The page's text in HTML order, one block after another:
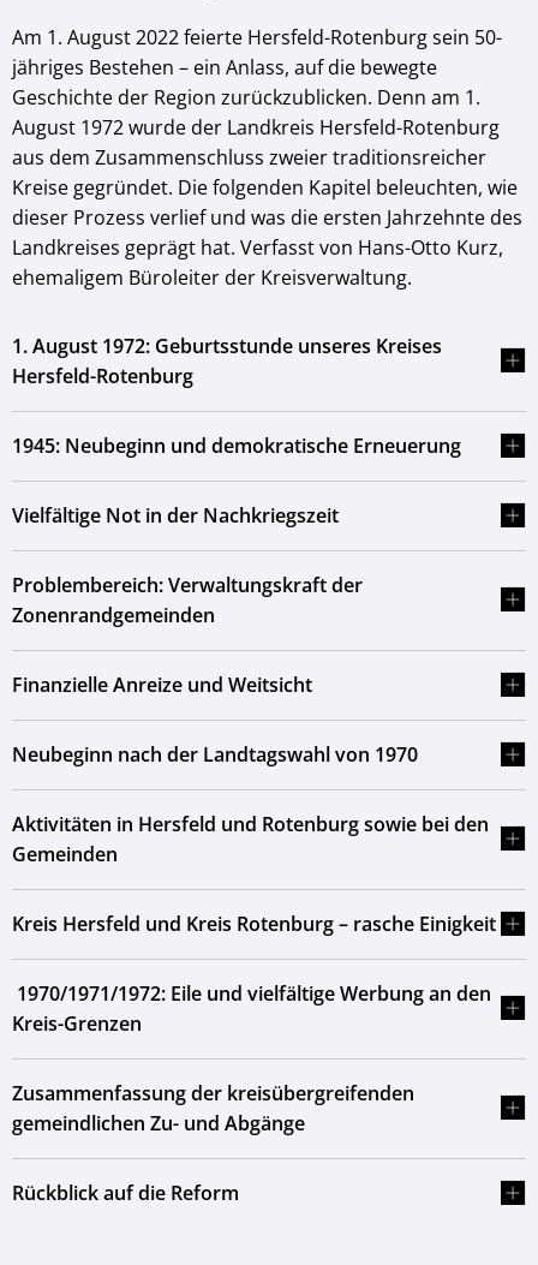
Am 1. August 2022 feierte Hersfeld-Rotenburg sein 50-
jähriges Bestehen – ein Anlass, auf die bewegte
Geschichte der Region zurückzublicken. Denn am 1.
August 1972 wurde der Landkreis Hersfeld-Rotenburg
aus dem Zusammenschluss zweier traditionsreicher
Kreise gegründet. Die folgenden Kapitel beleuchten, wie
dieser Prozess verlief und was die ersten Jahrzehnte des
Landkreises geprägt hat. Verfasst von Hans-Otto Kurz,
ehemaligem Büroleiter der Kreisverwaltung.
1. August 1972: Geburtsstunde unseres Kreises
Hersfeld-Rotenburg
1945: Neubeginn und demokratische Erneuerung
Vielfältige Not in der Nachkriegszeit
Problembereich: Verwaltungskraft der
Zonenrandgemeinden
Finanzielle Anreize und Weitsicht
Neubeginn nach der Landtagswahl von 1970
Aktivitäten in Hersfeld und Rotenburg sowie bei den
Gemeinden
Kreis Hersfeld und Kreis Rotenburg – rasche Einigkeit
1970/1971/1972: Eile und vielfältige Werbung an den
Kreis-Grenzen
Zusammenfassung der kreisübergreifenden
gemeindlichen Zu- und Abgänge
Rückblick auf die Reform